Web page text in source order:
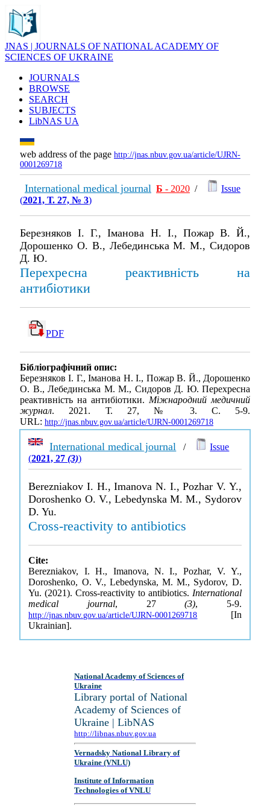
JNAS | JOURNALS OF NATIONAL ACADEMY OF
SCIENCES OF UKRAINE
JOURNALS
BROWSE
SEARCH
SUBJECTS
LibNAS UA
web address of the page http://jnas.nbuv.gov.ua/article/UJRN-
0001269718
International medical journal Б - 2020 /
Issue
(2021, Т. 27, № 3)
Березняков І. Г., Іманова Н. І., Пожар В. Й.,
Дорошенко О. В., Лебединська М. М., Сидоров
Д. Ю.
Перехресна реактивність на
антибіотики
PDF
Бібліографічний опис:
Березняков І. Г., Іманова Н. І., Пожар В. Й., Дорошенко
О. В., Лебединська М. М., Сидоров Д. Ю. Перехресна
реактивність на антибіотики. Міжнародний медичний
журнал. 2021. Т. 27, № 3. С. 5-9.
URL: http://jnas.nbuv.gov.ua/article/UJRN-0001269718
International medical journal /
Issue
(2021, 27(3))
Berezniakov I. H., Imanova N. I., Pozhar V. Y.,
Doroshenko O. V., Lebedynska M. M., Sydorov
D. Yu.
Cross-reactivity to antibiotics
Cite:
Berezniakov, I. H., Imanova, N. I., Pozhar, V. Y.,
Doroshenko, O. V., Lebedynska, M. M., Sydorov, D.
Yu. (2021). Cross-reactivity to antibiotics. International
medical journal, 27(3), 5-9.
http://jnas.nbuv.gov.ua/article/UJRN-0001269718 [In
Ukrainian].
National Academy of Sciences of
Ukraine
Library portal of National
Academy of Sciences of
Ukraine | LibNAS
http://libnas.nbuv.gov.ua
Vernadsky National Library of
Ukraine (VNLU)
Institute of Information
Technologies of VNLU